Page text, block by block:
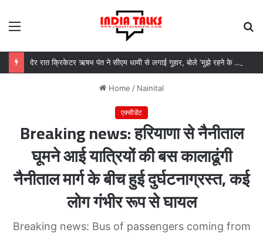
देर रात क्रिकेटर ऋषभ पंत ने सीएम धामी से लगाई गुहार, बोले ‘मुझे रहने के लिए जगह नहीं मिल रही’
Home / Nainital
एक्सीडेंट
Breaking news: हरियाणा से नैनीताल
घूमने आई यात्रियों की बस कालाढूंगी
नैनीताल मार्ग के बीच हुई दुर्घटनाग्रस्त, कई
लोग गंभीर रूप से घायल
Breaking news: Bus of passengers coming from